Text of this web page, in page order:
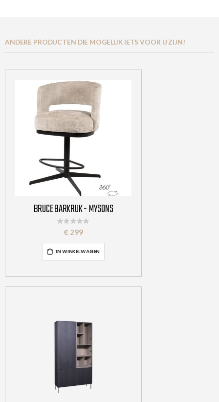
ANDERE PRODUCTEN DIE MOGELIJK IETS VOOR U ZIJN!
BRUCE BARKRUK - MYSONS
Rating:
€ 299
IN WINKELWAGEN